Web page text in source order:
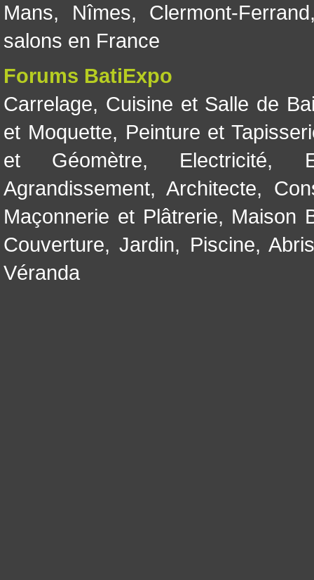
Mans, Nîmes, Clermont-Ferrand
salons en France
Forums BatiExpo
Carrelage, Cuisine et Salle de
et Moquette, Peinture et
et Géomètre, Electricité,
Agrandissement, Architecte,
Maçonnerie et Plâtrerie, Maison
Couverture,Jardin, Piscine,
Véranda